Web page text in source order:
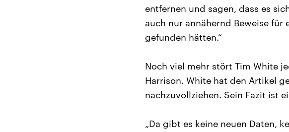
entfernen und sagen, dass es
auch nur annähernd Beweise
gefunden hätten.“
Noch viel mehr stört Tim White
Harrison. White hat den Artikel
nachzuvollziehen. Sein Fazit ist
„Da gibt es keine neuen Daten,